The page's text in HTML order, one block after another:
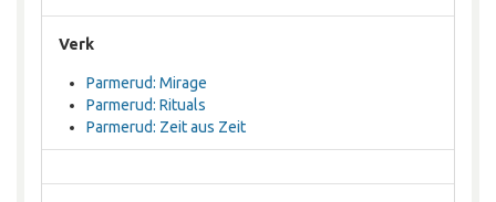
Verk
Parmerud: Mirage
Parmerud: Rituals
Parmerud: Zeit aus Zeit